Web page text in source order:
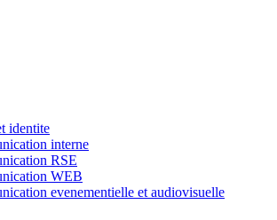
identite
interne
RSE
WEB
evenementielle et audiovisuelle